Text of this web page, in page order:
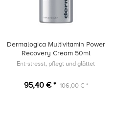
Dermalogica Multivitamin Power
Recovery Cream 50ml
Ent-stresst, pflegt und glättet
95,40 € * 106,00 € *